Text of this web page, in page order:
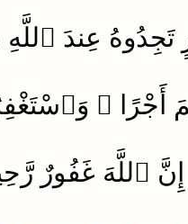
تَجِدُوهُ عِندَ ٱللَّهِ
أَجْرًا
إِنَّ ٱللَّهَ غَفُورٌ